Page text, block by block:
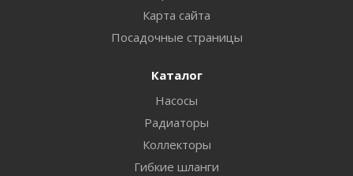
Карта сайта
Посадочные страницы
Каталог
Насосы
Радиаторы
Коллекторы
Гибкие шланги